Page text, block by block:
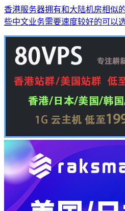
香港服务器拥有和大陆机房相似
些中文业务需要速度较好的可以